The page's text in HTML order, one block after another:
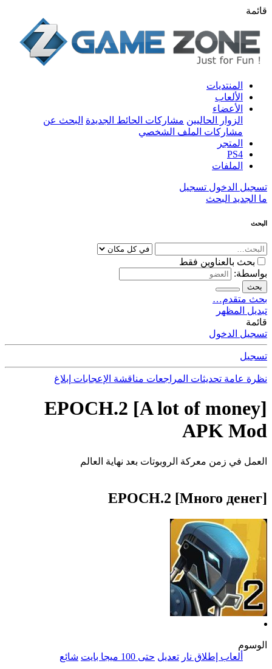
قائمة
المنتديات
الألعاب
الأعضاء
الزوار الحاليين مشاركات الحائط الجديدة البحث عن
مشاركات الملف الشخصي
المتجر
PS4
الملفات
تسجيل الدخول تسجيل
ما الجديد البحث
البحث
بحث بالعناوين فقط
بواسطة:
بحث
بحث متقدم…
تبديل المظهر
قائمة
تسجيل الدخول
تسجيل
نظرة عامة تحديثات المراجعات مناقشة الإعجابات إبلاغ
EPOCH.2 [A lot of money]
APK Mod
العمل في زمن معركة الروبوتات بعد نهاية العالم
EPOCH.2 [Много денег]
الوسوم
ألعاب إطلاق نار تعديل حتى 100 ميجا بايت شائع